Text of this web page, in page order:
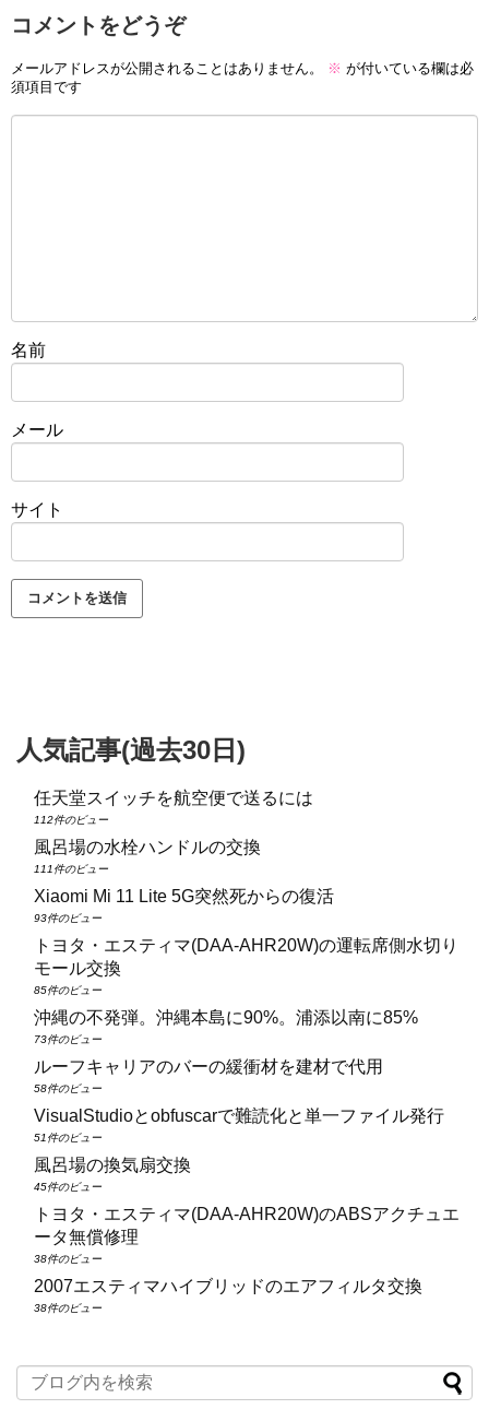
コメントをどうぞ
メールアドレスが公開されることはありません。 ※ が付いている欄は必
須項目です
名前
メール
サイト
人気記事(過去30日)
任天堂スイッチを航空便で送るには
112件のビュー
風呂場の水栓ハンドルの交換
111件のビュー
Xiaomi Mi 11 Lite 5G突然死からの復活
93件のビュー
トヨタ・エスティマ(DAA‑AHR20W)の運転席側水切り
モール交換
85件のビュー
沖縄の不発弾。沖縄本島に90%。浦添以南に85%
73件のビュー
ルーフキャリアのバーの緩衝材を建材で代用
58件のビュー
VisualStudioとobfuscarで難読化と単一ファイル発行
51件のビュー
風呂場の換気扇交換
45件のビュー
トヨタ・エスティマ(DAA‑AHR20W)のABSアクチュエ
ータ無償修理
38件のビュー
2007エスティマハイブリッドのエアフィルタ交換
38件のビュー